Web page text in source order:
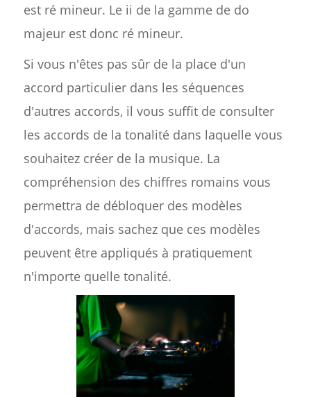
est ré mineur. Le ii de la gamme de do
majeur est donc ré mineur.
Si vous n'êtes pas sûr de la place d'un
accord particulier dans les séquences
d'autres accords, il vous suffit de consulter
les accords de la tonalité dans laquelle vous
souhaitez créer de la musique. La
compréhension des chiffres romains vous
permettra de débloquer des modèles
d'accords, mais sachez que ces modèles
peuvent être appliqués à pratiquement
n'importe quelle tonalité.